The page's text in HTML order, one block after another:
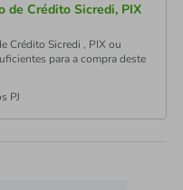
de Crédito Sicredi, PIX
Crédito Sicredi , PIX ou
para a compra deste
PJ